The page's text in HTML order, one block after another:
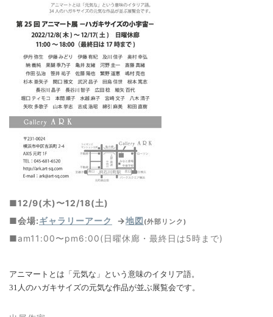
■12/9(木)〜12/18(土)
■会場:ギャラリーアーク →地図 (外部リンク)
■am11:00〜pm6:00(日曜休廊・最終日は5時まで)
アニマートとは「元気な」という意味のイタリア語。
31人のハガキサイズの元気な作品が並ぶ展覧会です。